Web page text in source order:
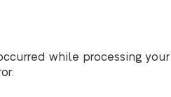
while processing